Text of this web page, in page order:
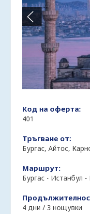
Код на оферта:
401
Тръгване от:
Бургас, Айтос,
Маршрут:
Бургас - Истанбул -
4 дни / 3 нощувки